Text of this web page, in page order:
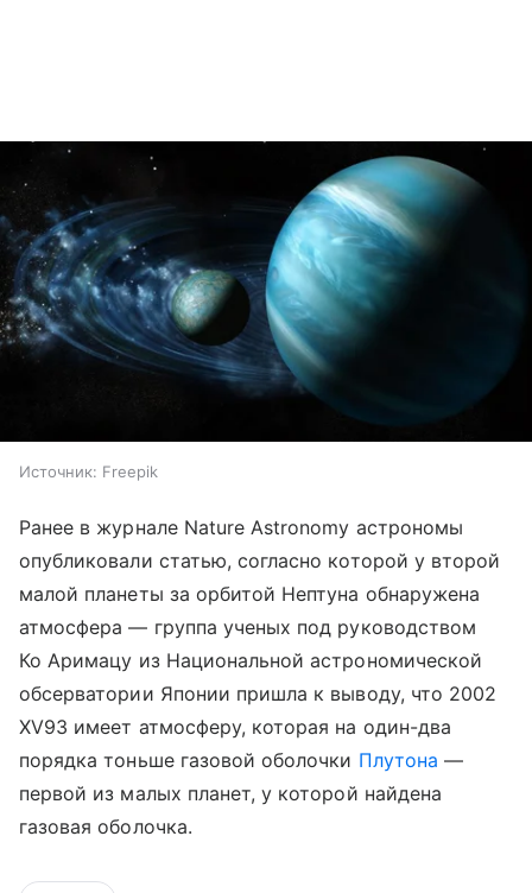
Источник: Freepik
Ранее в журнале Nature Astronomy астрономы
опубликовали статью, согласно которой у второй
малой планеты за орбитой Нептуна обнаружена
атмосфера — группа ученых под руководством
Ко Аримацу из Национальной астрономической
обсерватории Японии пришла к выводу, что 2002
XV93 имеет атмосферу, которая на один-два
порядка тоньше газовой оболочки Плутона —
первой из малых планет, у которой найдена
газовая оболочка.